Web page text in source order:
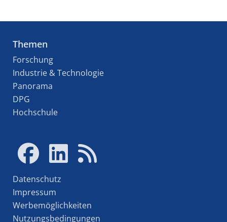
Themen
Forschung
Industrie & Technologie
Panorama
DPG
Hochschule
Datenschutz
Impressum
Werbemöglichkeiten
Nutzungsbedingungen